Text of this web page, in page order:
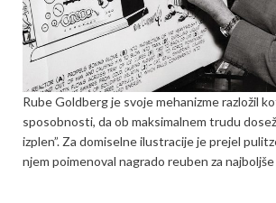
Rube Goldberg je svoje mehanizme razložil
sposobnosti, da ob maksimalnem trudu
izplen”. Za domiselne ilustracije je prejel
njem poimenoval nagrado reuben za